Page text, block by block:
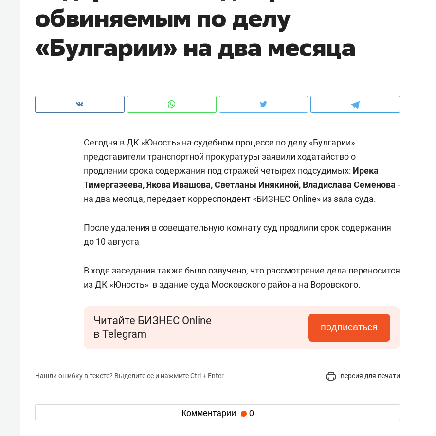
обвиняемым по делу
«Булгарии» на два месяца
Сегодня в ДК «Юность» на судебном процессе по делу «Булгарии»
представители транспортной прокуратуры заявили ходатайство о
продлении срока содержания под стражей четырех подсудимых: Ирека
Тимергазеева, Якова Ивашова, Светланы Инякиной, Владислава Семенова -
на два месяца, передает корреспондент «БИЗНЕС Online» из зала суда.
После удаления в совещательную комнату суд продлили срок содержания
до 10 августа
В ходе заседания также было озвучено, что рассмотрение дела переносится
из ДК «Юность» в здание суда Московского района на Воровского.
Читайте БИЗНЕС Online
в Telegram
подписаться
Нашли ошибку в тексте? Выделите ее и нажмите Ctrl + Enter версия для печати
Комментарии 0
чем интересен Оман?
Рекомендуем
Дизайнер-прораб Наталья
Наседкина: «Ремонт вместе
для меня это челлендж!»
Рекомендуем
Как выжить ребенку без
гаджета и научить его
дней
Рекомендуем
«Если меня не услышат
с вершины горы»